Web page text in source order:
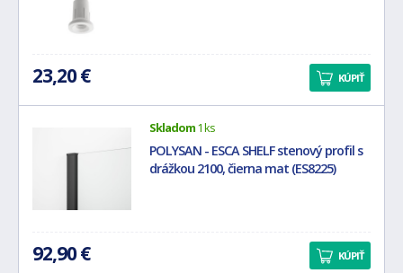
23,20 € KÚPIŤ
Skladom1 ks
POLYSAN - ESCA SHELF stenový profil s
drážkou 2100, čierna mat (ES8225)
92,90 € KÚPIŤ